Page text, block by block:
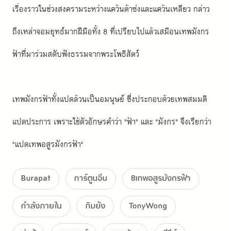
เรื่องราวในช่วงสงครามระหว่างแคว้นต้าซ่งและแคว้นเหลียว กล่าว
ถึงเหล่าจอมยุทธ์มากฝีมือทั้ง 8 ที่เปรียบไปแล้วเสมือนเทพมังกร
ฟ้าที่มาร่วมสดับฟังธรรมจากพระโพธิสัตว์
เทพมังกรฟ้าทั้งแปดล้วนเป็นอมนุษย์ ซึ่งประกอบด้วยเทพสมมติ
แปดประการ เพราะใช้ตัวอักษรคำว่า "ฟ้า" และ "มังกร" จึงเรียกว่า
"แปดเทพอสูรมังกรฟ้า"
Burapat การ์ตูนจีน
8เทพอสูรมังกรฟ้า
กำลังภายใน
กิมย้ง
TonyWong